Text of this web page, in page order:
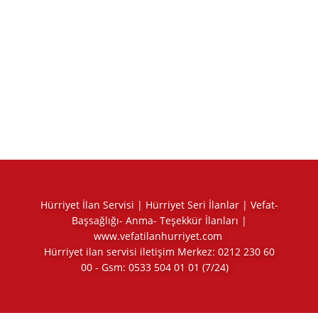
Hürriyet İlan Servisi | Hürriyet Seri İlanlar | Vefat-
Başsağlığı- Anma- Teşekkür İlanları |
www.vefatilanhurriyet.com
Hürriyet ilan servisi iletişim Merkez: 0212 230 60
00 - Gsm: 0533 504 01 01 (7/24)